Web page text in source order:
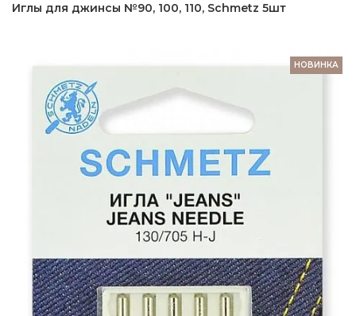
Иглы для джинсы №90, 100, 110, Schmetz 5шт
НОВИНКА